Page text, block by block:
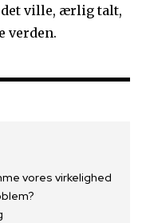
det ville, ærlig talt,
verden.
vores virkelighed